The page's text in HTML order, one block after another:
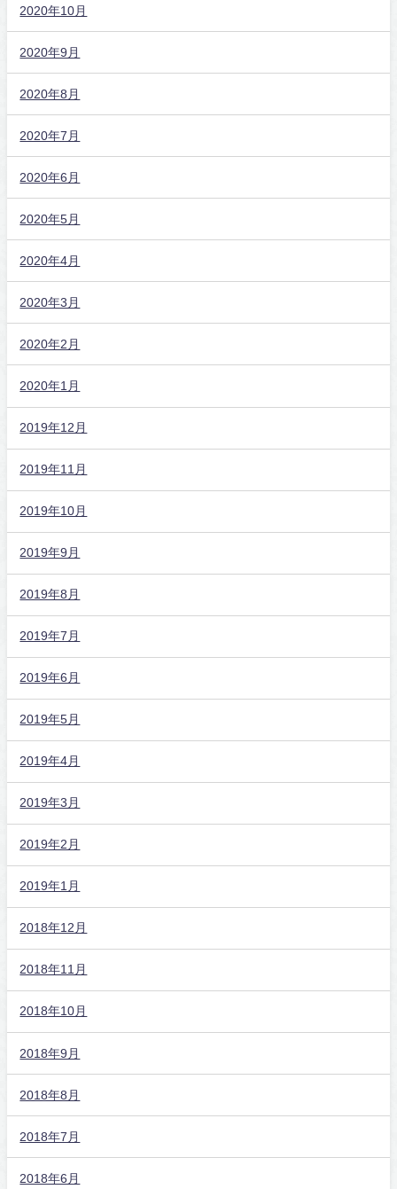
2020年10月
2020年9月
2020年8月
2020年7月
2020年6月
2020年5月
2020年4月
2020年3月
2020年2月
2020年1月
2019年12月
2019年11月
2019年10月
2019年9月
2019年8月
2019年7月
2019年6月
2019年5月
2019年4月
2019年3月
2019年2月
2019年1月
2018年12月
2018年11月
2018年10月
2018年9月
2018年8月
2018年7月
2018年6月